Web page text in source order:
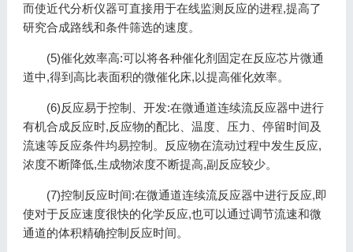
而使近代分析仪器可直接用于在线监测反应的进程,提高了
研究合成路线和条件筛选的速度。
(5)催化效率高:可以将各种催化剂固定在反应芯片微通
道中,得到高比表面积的微催化床,以提高催化效率。
(6)反应易于控制、开发:在微通道连续流反应器中进行
有机合成反应时,反应物的配比、温度、压力、停留时间及
流速等反应条件均易控制。反应物在流动过程中发生反应,
浓度不断降低,生成物浓度不断提高,副反应较少。
(7)控制反应时间:在微通道连续流反应器中进行反应,即
使对于反应速度很快的化学反应,也可以通过调节流速和微
通道的体积精确控制反应时间。